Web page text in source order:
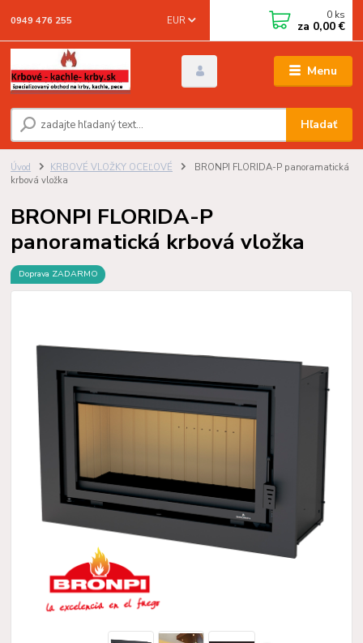
Menu
EUR
Hľadať
0949 476 255 0 ks
za 0,00 €
Úvod KRBOVÉ VLOŽKY OCEĽOVÉ
BRONPI FLORIDA-P panoramatická
krbová vložka
BRONPI FLORIDA-P
panoramatická krbová vložka
Doprava ZADARMO